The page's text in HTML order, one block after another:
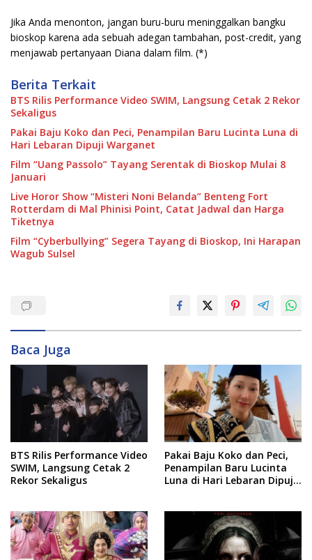
Jika Anda menonton, jangan buru-buru meninggalkan bangku
bioskop karena ada sebuah adegan tambahan, post-credit, yang
menjawab pertanyaan Diana dalam film. (*)
Berita Terkait
BTS Rilis Performance Video SWIM, Langsung Cetak 2 Rekor
Sekaligus
Pakai Baju Koko dan Peci, Penampilan Baru Lucinta Luna di
Hari Lebaran Dipuji Warganet
Film “Uang Passolo” Tayang Serentak di Bioskop Mulai 8
Januari
Live Horor Show “Misteri Noni Belanda” Benteng Fort
Rotterdam di Mal Phinisi Point, Catat Jadwal dan Harga
Tiketnya
Film “Cyberbullying” Segera Tayang di Bioskop, Ini Harapan
Wagub Sulsel
Baca Juga
BTS Rilis Performance Video
SWIM, Langsung Cetak 2
Rekor Sekaligus
Pakai Baju Koko dan Peci,
Penampilan Baru Lucinta
Luna di Hari Lebaran Dipuji